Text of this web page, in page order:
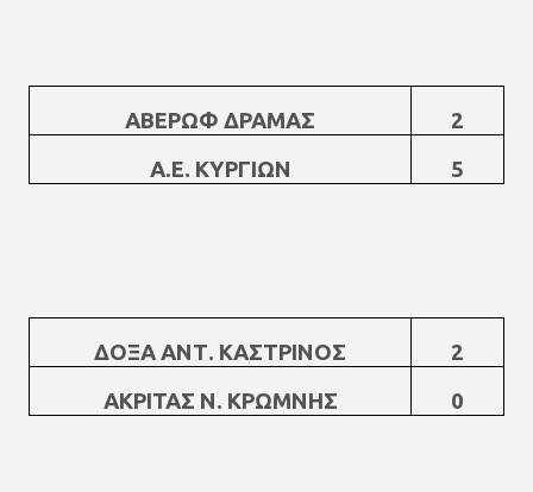
ΑΒΕΡΩΦ ΔΡΑΜΑΣ
2
Α.Ε. ΚΥΡΓΙΩΝ
5
ΔΟΞΑ ΑΝΤ. ΚΑΣΤΡΙΝΟΣ
2
ΑΚΡΙΤΑΣ Ν. ΚΡΩΜΝΗΣ
0